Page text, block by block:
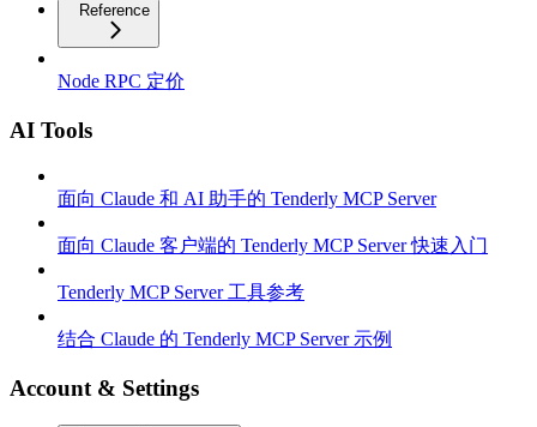
Reference
Node RPC 定价
AI Tools
面向 Claude 和 AI 助手的 Tenderly MCP Server
面向 Claude 客户端的 Tenderly MCP Server 快速入门
Tenderly MCP Server 工具参考
结合 Claude 的 Tenderly MCP Server 示例
Account & Settings